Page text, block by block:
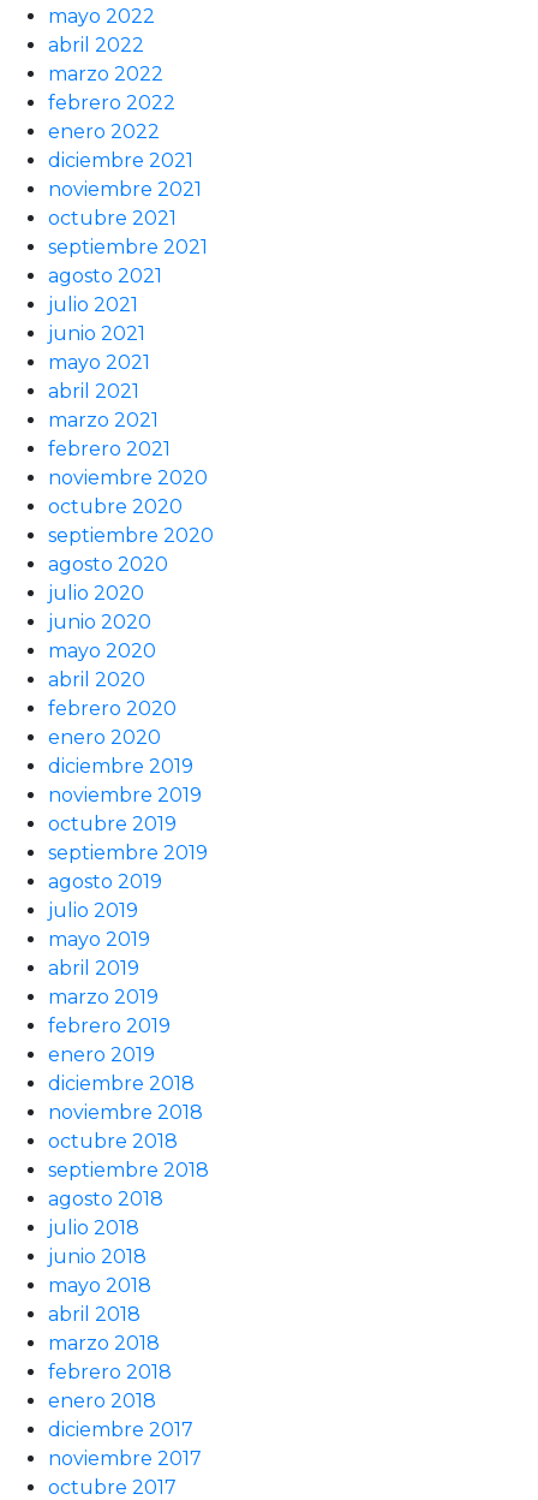
mayo 2022
abril 2022
marzo 2022
febrero 2022
enero 2022
diciembre 2021
noviembre 2021
octubre 2021
septiembre 2021
agosto 2021
julio 2021
junio 2021
mayo 2021
abril 2021
marzo 2021
febrero 2021
noviembre 2020
octubre 2020
septiembre 2020
agosto 2020
julio 2020
junio 2020
mayo 2020
abril 2020
febrero 2020
enero 2020
diciembre 2019
noviembre 2019
octubre 2019
septiembre 2019
agosto 2019
julio 2019
mayo 2019
abril 2019
marzo 2019
febrero 2019
enero 2019
diciembre 2018
noviembre 2018
octubre 2018
septiembre 2018
agosto 2018
julio 2018
junio 2018
mayo 2018
abril 2018
marzo 2018
febrero 2018
enero 2018
diciembre 2017
noviembre 2017
octubre 2017